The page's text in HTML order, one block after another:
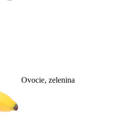
Ovocie, zelenina